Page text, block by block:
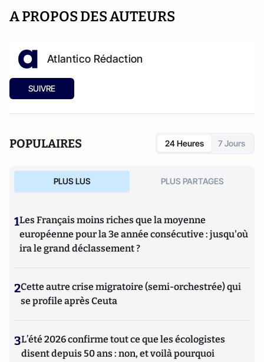
A PROPOS DES AUTEURS
Atlantico Rédaction
SUIVRE
POPULAIRES 24 Heures 7 Jours
PLUS LUS PLUS PARTAGES
1Les Français moins riches que la moyenne
européenne pour la 3e année consécutive : jusqu'où
ira le grand déclassement ?
2Cette autre crise migratoire (semi-orchestrée) qui
se profile après Ceuta
3L’été 2026 confirme tout ce que les écologistes
disent depuis 50 ans : non, et voilà pourquoi